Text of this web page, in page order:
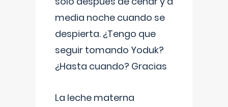
media noche cuando se
despierta. ¿Tengo que
seguir tomando Yoduk?
¿Hasta cuando? Gracias
La leche materna